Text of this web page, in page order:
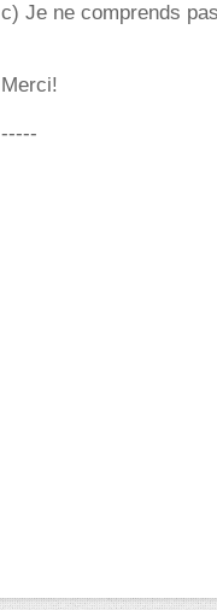
c) Je ne comprends
Merci!
-----